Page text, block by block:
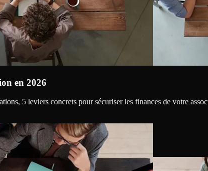
en 2026
5 leviers concrets pour sécuriser les finances de votre